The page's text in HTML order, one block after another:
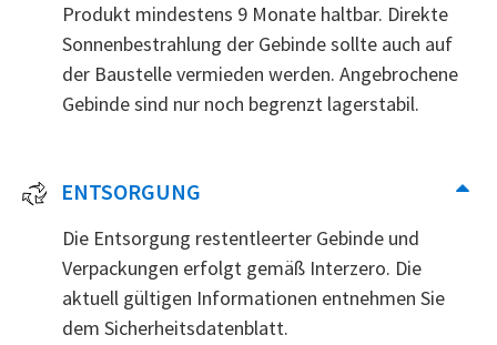
Produkt mindestens 9 Monate haltbar. Direkte
Sonnenbestrahlung der Gebinde sollte auch auf
der Baustelle vermieden werden. Angebrochene
Gebinde sind nur noch begrenzt lagerstabil.
ENTSORGUNG
Die Entsorgung restentleerter Gebinde und
Verpackungen erfolgt gemäß Interzero. Die
aktuell gültigen Informationen entnehmen Sie
dem Sicherheitsdatenblatt.